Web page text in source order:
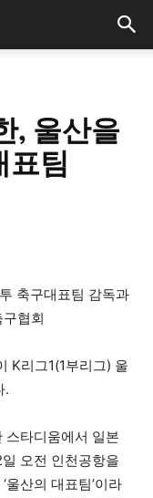
, 울산을
표팀
축구대표팀 감독과
협회
K리그1(1부리그) 울
.
스타디움에서 일본
오전 인천공항을
산의 대표팀’이라